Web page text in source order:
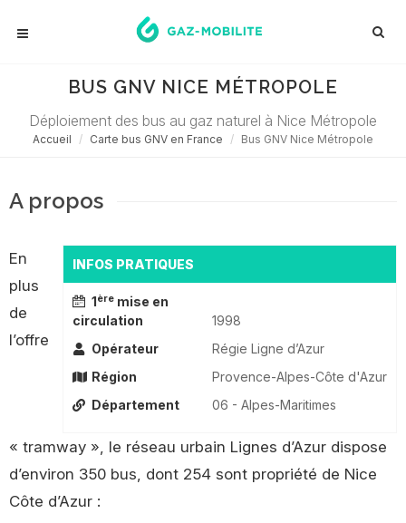
BUS GNV NICE MÉTROPOLE
Déploiement des bus au gaz naturel à Nice Métropole
Accueil Carte bus GNV en France Bus GNV Nice Métropole
A propos
INFOS PRATIQUES
1ère mise en
circulation
1998
Opérateur
Régie Ligne d’Azur
Région
Provence-Alpes-Côte d'Azur
Département
06 - Alpes-Maritimes
En
plus
de
l’offre
« tramway », le réseau urbain Lignes d’Azur dispose
d’environ 350 bus, dont 254 sont propriété de Nice
Côte d’Azur :